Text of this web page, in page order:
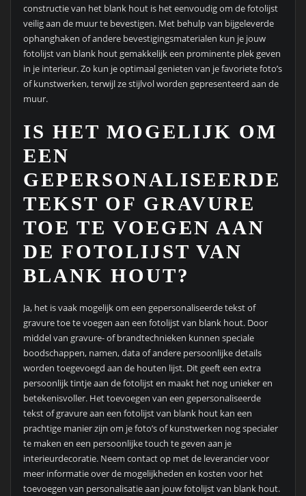
constructie van het blank hout is het eenvoudig om de fotolijst
veilig aan de muur te bevestigen. Met behulp van bijgeleverde
ophanghaken of andere bevestigingsmaterialen kun je jouw
fotolijst van blank hout gemakkelijk een prominente plek geven
in je interieur. Zo kun je optimaal genieten van je favoriete foto’s
of kunstwerken, terwijl ze stijlvol worden gepresenteerd aan de
muur.
IS HET MOGELIJK OM
EEN
GEPERSONALISEERDE
TEKST OF GRAVURE
TOE TE VOEGEN AAN
DE FOTOLIJST VAN
BLANK HOUT?
Ja, het is vaak mogelijk om een gepersonaliseerde tekst of
gravure toe te voegen aan een fotolijst van blank hout. Door
middel van gravure- of brandtechnieken kunnen speciale
boodschappen, namen, data of andere persoonlijke details
worden toegevoegd aan de houten lijst. Dit geeft een extra
persoonlijk tintje aan de fotolijst en maakt het nog unieker en
betekenisvoller. Het toevoegen van een gepersonaliseerde
tekst of gravure aan een fotolijst van blank hout kan een
prachtige manier zijn om je foto’s of kunstwerken nog specialer
te maken en een persoonlijke touch te geven aan je
interieurdecoratie. Neem contact op met de leverancier voor
meer informatie over de mogelijkheden en kosten voor het
toevoegen van personalisatie aan jouw fotolijst van blank hout.